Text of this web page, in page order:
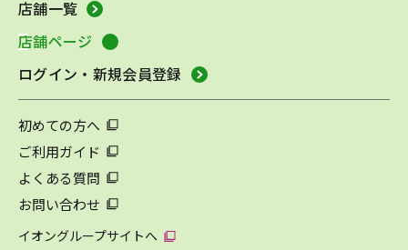
店舗一覧
店舗ページ
ログイン・新規会員登録
初めての方へ
ご利用ガイド
よくある質問
お問い合わせ
イオングループサイトへ